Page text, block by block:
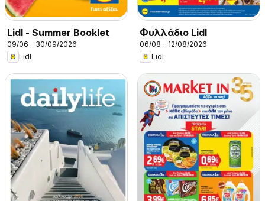
Lidl - Summer Booklet
09/06 - 30/09/2026
Lidl
Φυλλάδιο Lidl
06/08 - 12/08/2026
Lidl